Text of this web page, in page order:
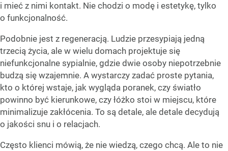
i mieć z nimi kontakt. Nie chodzi o modę i estetykę, tylko
o funkcjonalność.
Podobnie jest z regeneracją. Ludzie przesypiają jedną
trzecią życia, ale w wielu domach projektuje się
niefunkcjonalne sypialnie, gdzie dwie osoby niepotrzebnie
budzą się wzajemnie. A wystarczy zadać proste pytania,
kto o której wstaje, jak wygląda poranek, czy światło
powinno być kierunkowe, czy łóżko stoi w miejscu, które
minimalizuje zakłócenia. To są detale, ale detale decydują
o jakości snu i o relacjach.
Często klienci mówią, że nie wiedzą, czego chcą. Ale to nie